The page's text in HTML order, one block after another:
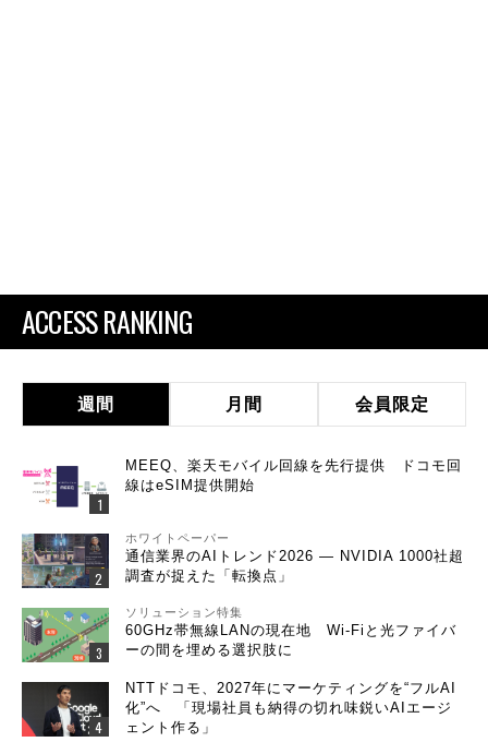
ACCESS RANKING
週間 月間 会員限定
MEEQ、楽天モバイル回線を先行提供 ドコモ回
線はeSIM提供開始
ホワイトペーパー
通信業界のAIトレンド2026 ― NVIDIA 1000社超
調査が捉えた「転換点」
ソリューション特集
60GHz帯無線LANの現在地 Wi-Fiと光ファイバ
ーの間を埋める選択肢に
NTTドコモ、2027年にマーケティングを“フルAI
化”へ 「現場社員も納得の切れ味鋭いAIエージ
ェント作る」